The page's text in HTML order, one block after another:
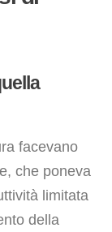
facevano
che poneva
limitata
della